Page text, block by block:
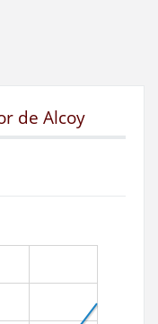
de Alcoy